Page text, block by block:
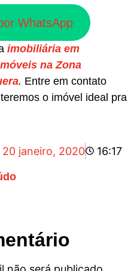
WhatsApp
imobiliária em
na Zona
. Entre em contato
o imóvel ideal pra
20 janeiro, 2020 16:17